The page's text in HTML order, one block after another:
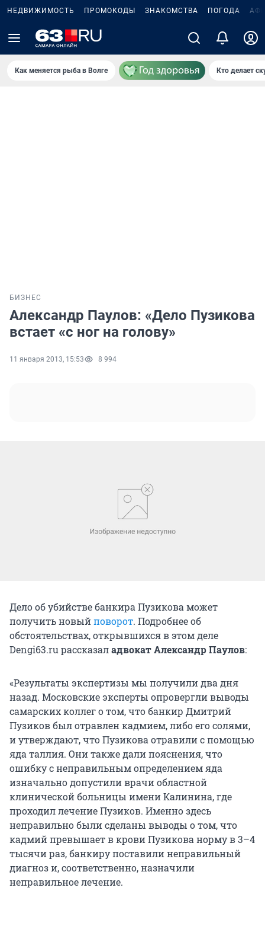
НЕДВИЖИМОСТЬ ПРОМОКОДЫ ЗНАКОМСТВА ПОГОДА
Как меняется рыба в Волге Кто делает
БИЗНЕС
Александр Паулов: «Дело Пузикова
встает «с ног на голову»
11 января 2013, 15:53 8 994
Дело об убийстве банкира Пузикова может
получить новыйповорот. Подробнее об
обстоятельствах, открывшихся в этом деле
Dengi63.ru рассказаладвокат Александр Паулов:
«Результаты экспертизы мы получили два дня
назад. Московские эксперты опровергли выводы
самарских коллег о том, что банкир Дмитрий
Пузиков был отравлен кадмием, либо его солями,
и утверждают, что Пузикова отравили с помощью
яда таллия. Они также дали пояснения, что
ошибку с неправильным определением яда
изначально допустили врачи областной
клинической больницы имени Калинина, где
проходил лечение Пузиков. Именно здесь
неправильно были сделаны выводы о том, что
кадмий превышает в крови Пузикова норму в 3–4
тысячи раз, банкиру поставили неправильный
диагноз и, соответственно, назначили
неправильное лечение.